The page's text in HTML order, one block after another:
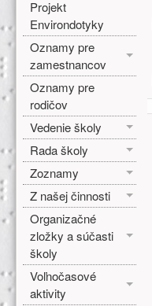
Projekt
Environdotyky
Oznamy pre
zamestnancov
Oznamy pre
rodičov
Vedenie školy
Rada školy
Zoznamy
Z našej činnosti
Organizačné
zložky a súčasti
školy
Voľnočasové
aktivity